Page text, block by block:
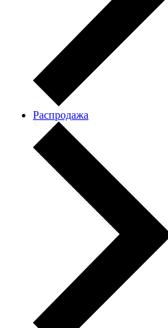
Распродажа